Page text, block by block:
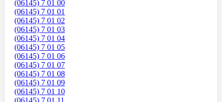
(06145) 7 01 00
(06145) 7 01 01
(06145) 7 01 02
(06145) 7 01 03
(06145) 7 01 04
(06145) 7 01 05
(06145) 7 01 06
(06145) 7 01 07
(06145) 7 01 08
(06145) 7 01 09
(06145) 7 01 10
(06145) 7 01 11